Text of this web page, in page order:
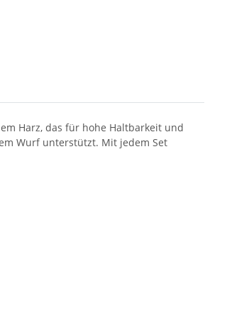
Harz, das für hohe Haltbarkeit und
Wurf unterstützt. Mit jedem Set